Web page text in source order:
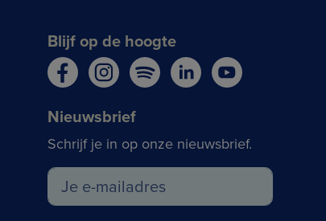
Blijf op de hoogte
Nieuwsbrief
Schrijf je in op onze nieuwsbrief.